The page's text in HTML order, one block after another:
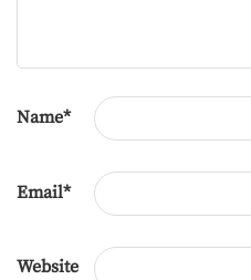
Name*
Email*
Website